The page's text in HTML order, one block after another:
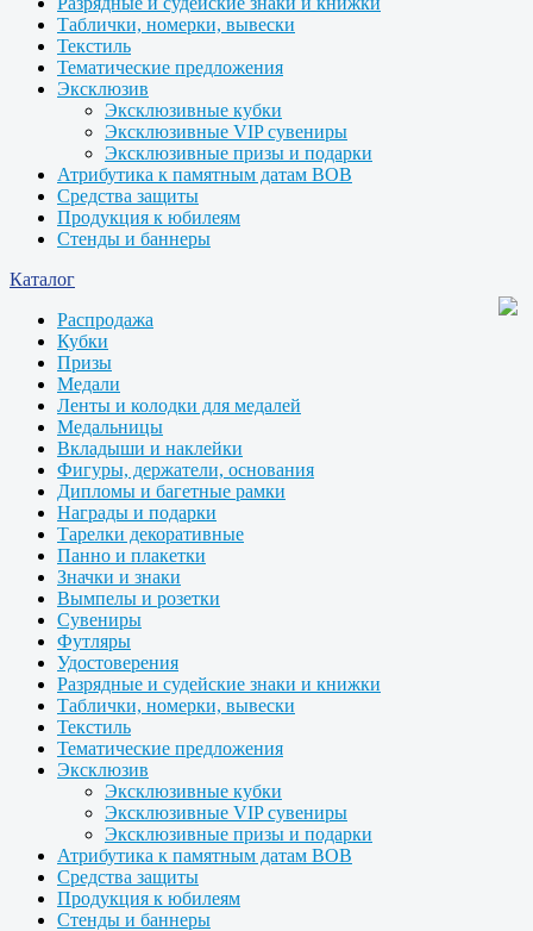
Таблички, номерки, вывески
Текстиль
Тематические предложения
Эксклюзив
Эксклюзивные кубки
Эксклюзивные VIP сувениры
Эксклюзивные призы и подарки
Атрибутика к памятным датам ВОВ
Средства защиты
Продукция к юбилеям
Стенды и баннеры
Каталог
Распродажа
Кубки
Призы
Медали
Ленты и колодки для медалей
Медальницы
Вкладыши и наклейки
Фигуры, держатели, основания
Дипломы и багетные рамки
Награды и подарки
Тарелки декоративные
Панно и плакетки
Значки и знаки
Вымпелы и розетки
Сувениры
Футляры
Удостоверения
Разрядные и судейские знаки и книжки
Таблички, номерки, вывески
Текстиль
Тематические предложения
Эксклюзив
Эксклюзивные кубки
Эксклюзивные VIP сувениры
Эксклюзивные призы и подарки
Атрибутика к памятным датам ВОВ
Средства защиты
Продукция к юбилеям
Стенды и баннеры